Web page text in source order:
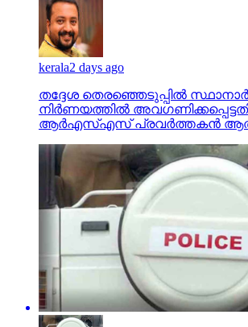
kerala2 days ago
തദ്ദേശ തെരഞ്ഞെടുപ്പില്‍
നിര്‍ണയത്തില്‍
ആര്‍എസ്എസ് പ്രവര്‍ത്തകന്‍